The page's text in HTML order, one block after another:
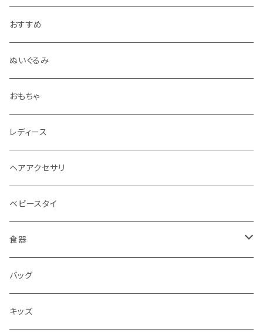
おすすめ
ぬいぐるみ
おもちゃ
レディース
ヘアアクセサリ
ベビースタイ
食器
水筒
水筒
バッグ
キッズ